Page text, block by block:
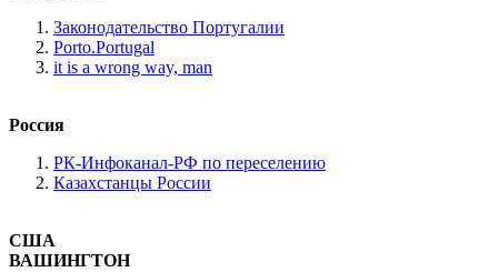
Законодательство Португалии
Porto.Portugal
it is a wrong way, man
Россия
РК-Инфоканал-РФ по переселению
Казахстанцы России
США
ВАШИНГТОН